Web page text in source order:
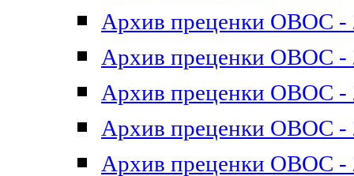
Архив преценки ОВОС -
Архив преценки ОВОС -
Архив преценки ОВОС -
Архив преценки ОВОС -
Архив преценки ОВОС -